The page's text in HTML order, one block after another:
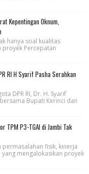
Kepentingan Oknum,
hanya soal kualitas
proyek Percepatan
RI H Syarif Pasha Serahkan
DPR RI, Dr. H. Syarif
Bupati Kerinci dan
TPM P3-TGAI di Jambi Tak
permasalahan fisik, kinerja
yang mengalokasikan proyek